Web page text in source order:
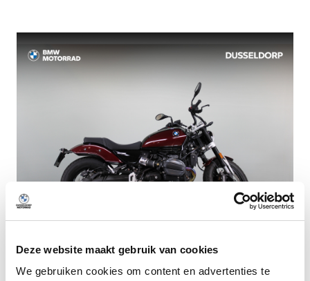
Deze website maakt gebruik van cookies
We gebruiken cookies om content en advertenties te